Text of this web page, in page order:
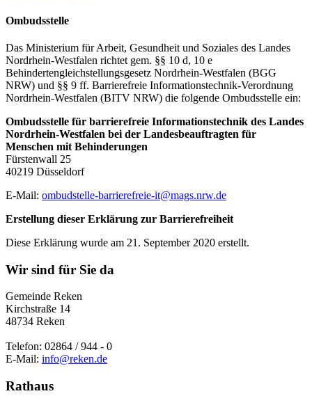
Ombudsstelle
Das Ministerium für Arbeit, Gesundheit und Soziales des Landes
Nordrhein-Westfalen richtet gem. §§ 10 d, 10 e
Behindertengleichstellungsgesetz Nordrhein-Westfalen (BGG
NRW) und §§ 9 ff. Barrierefreie Informationstechnik-Verordnung
Nordrhein-Westfalen (BITV NRW) die folgende Ombudsstelle ein:
Ombudsstelle für barrierefreie Informationstechnik des Landes
Nordrhein-Westfalen bei der Landesbeauftragten für
Menschen mit Behinderungen
Fürstenwall 25
40219 Düsseldorf
E-Mail: ombudstelle-barrierefreie-it@mags.nrw.de
Erstellung dieser Erklärung zur Barrierefreiheit
Diese Erklärung wurde am 21. September 2020 erstellt.
Wir sind für Sie da
Gemeinde Reken
Kirchstraße 14
48734 Reken
Telefon: 02864 / 944 - 0
E-Mail: info@reken.de
Rathaus